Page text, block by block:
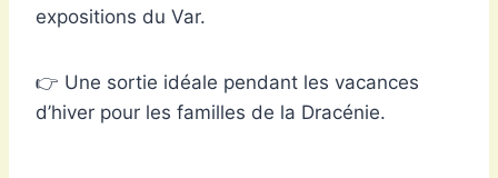
expositions du Var.
👉 Une sortie idéale pendant les vacances
d’hiver pour les familles de la Dracénie.